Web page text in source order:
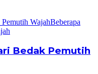
Bedak Pemutih